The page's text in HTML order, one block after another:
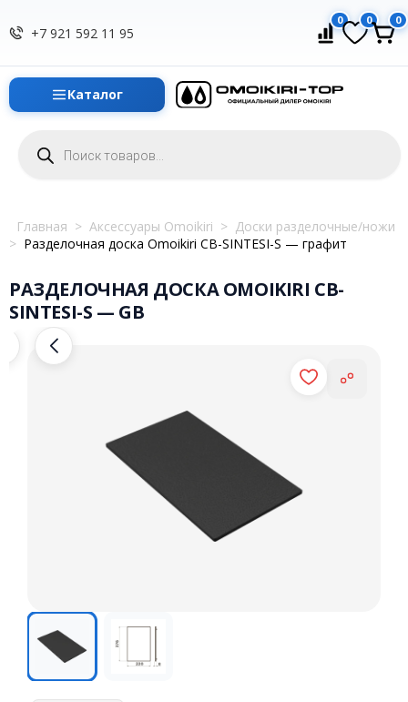
+7 921 592 11 95
0 0 0
Каталог
товаров
Главная > Аксессуары Omoikiri > Доски разделочные/ножи
> Разделочная доска Omoikiri CB-SINTESI-S — графит
РАЗДЕЛОЧНАЯ ДОСКА OMOIKIRI CB-
SINTESI-S — GB